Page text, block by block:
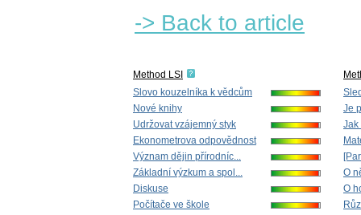
-> Back to article
Method LSI
Slovo kouzelníka k vědcům
Nové knihy
Udržovat vzájemný styk
Ekonometrova odpovědnost
Význam dějin přírodníc...
Základní výzkum a spol...
Diskuse
Počítače ve škole
Je
Jak
O
O